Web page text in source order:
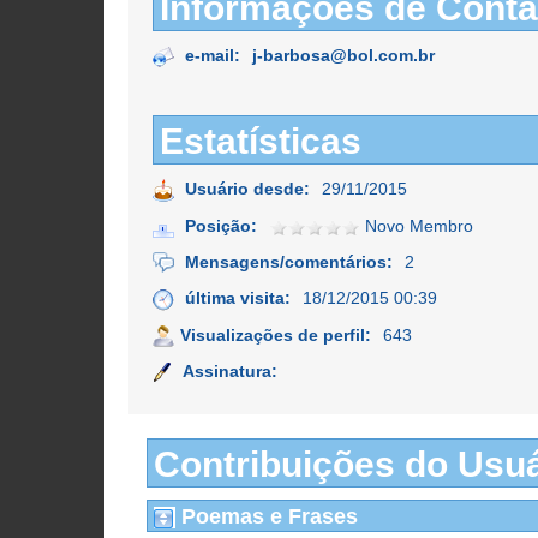
e-mail: j-barbosa@bol.com.br
Estatísticas
Usuário desde:
29/11/2015
Posição:
Novo Membro
Mensagens/comentários:
2
última visita:
18/12/2015 00:39
Visualizações de perfil:
643
Assinatura:
Contribuições do
Poemas e Frases